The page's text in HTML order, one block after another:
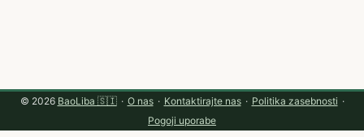
© 2026 BaoLiba 🇸🇮 · O nas · Kontaktirajte nas · Politika zasebnosti ·
Pogoji uporabe